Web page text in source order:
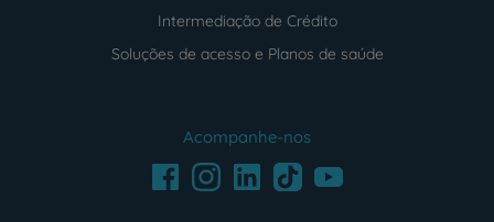
Intermediação de Crédito
Soluções de acesso e Planos de saúde
Acompanhe-nos
FacebookInstagramLinkedInTikTokYoutube